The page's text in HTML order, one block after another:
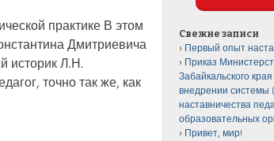
практике В этом
Дмитриевича
историк Л.Н.
точно так же, как
Свежие записи
Первый опыт
Приказ
Забайкальского
внедрении системы
наставничества
образовательных
Привет, мир!